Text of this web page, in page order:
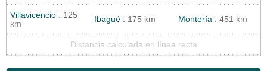
Villavicencio : 125
km
Ibagué : 175 km Montería : 451 km
Distancia calculada en línea recta